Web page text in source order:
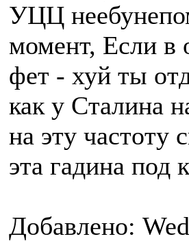
УЦЦ
момент, Если в
фет - хуй ты
как у Сталина
на эту частоту
эта гадина под
Добавлено: